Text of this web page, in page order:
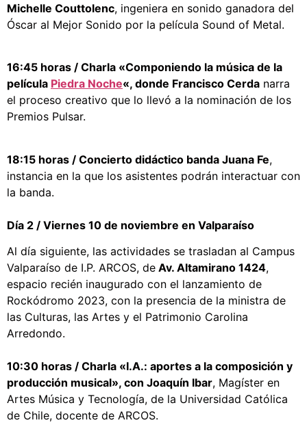
Michelle Couttolenc, ingeniera en sonido ganadora del
Óscar al Mejor Sonido por la película Sound of Metal.
16:45 horas / Charla «Componiendo la música de la
película Piedra Noche«, donde Francisco Cerda narra
el proceso creativo que lo llevó a la nominación de los
Premios Pulsar.
18:15 horas / Concierto didáctico banda Juana Fe,
instancia en la que los asistentes podrán interactuar con
la banda.
Día 2 / Viernes 10 de noviembre en Valparaíso
Al día siguiente, las actividades se trasladan al Campus
Valparaíso de I.P. ARCOS, de Av. Altamirano 1424,
espacio recién inaugurado con el lanzamiento de
Rockódromo 2023, con la presencia de la ministra de
las Culturas, las Artes y el Patrimonio Carolina
Arredondo.
10:30 horas / Charla «I.A.: aportes a la composición y
producción musical», con Joaquín Ibar, Magíster en
Artes Música y Tecnología, de la Universidad Católica
de Chile, docente de ARCOS.